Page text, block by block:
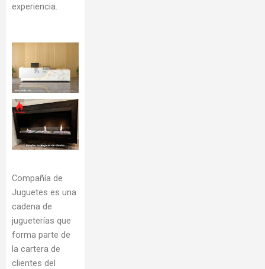
experiencia.
Compañía de
Juguetes es una
cadena de
jugueterías que
forma parte de
la cartera de
clientes del